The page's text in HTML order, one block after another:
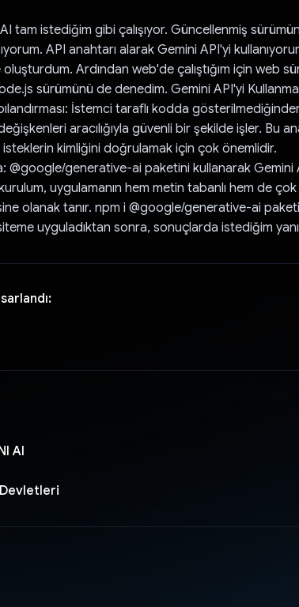
tam istediğim gibi çalışıyor. Güncellenmiş
API anahtarı alarak Gemini API'yi
Ardından web'de çalıştığım için web
sürümünü de denedim. Gemini API'yi
İstemci taraflı kodda
aracılığıyla güvenli bir şekilde işler. Bu
kimliğini doğrulamak için çok önemlidir.
@google/generative-ai paketini kullanarak Gemini
uygulamanın hem metin tabanlı hem de
olanak tanır. npm i @google/generative-ai
uyguladıktan sonra, sonuçlarda istediğim
AI